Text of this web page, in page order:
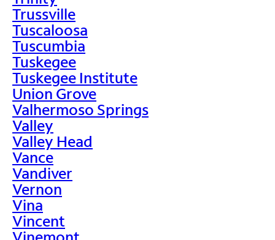
Trussville
Tuscaloosa
Tuscumbia
Tuskegee
Tuskegee Institute
Union Grove
Valhermoso Springs
Valley
Valley Head
Vance
Vandiver
Vernon
Vina
Vincent